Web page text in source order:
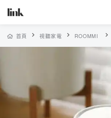
首頁 視聽家電 ROOMMI